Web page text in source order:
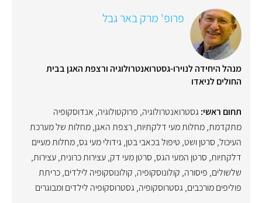
פרופ' מרק באר גבל
מנהל היחידה לנוירו-גסטרואנטרולוגיה ורצפת האגן בבית
החולים לניאדו
תחום ראשי: גסטרואנטרולוגיה, פרוקטולוגיה, אנדוסקופיה
מתקדמת,מחלות מעי דלקתיות,רצפת האגן,מחלות של מערכת
העיכול, סרטן ושט, טיפול בכאבי בטן, גידולי מעי גס,מחלות מעיים
דלקתיות, סרטן המעי הגס, סרטן מעי דק,עצירות כרונית,עצירות,
שלשולים, פיסורה, קולונוסקופיה, קולונוסקופיה לילדים,כריתת
פוליפים מורכבים, גסטרוסקופיה, גסטרוסקופיה לילדים ומבוגרים